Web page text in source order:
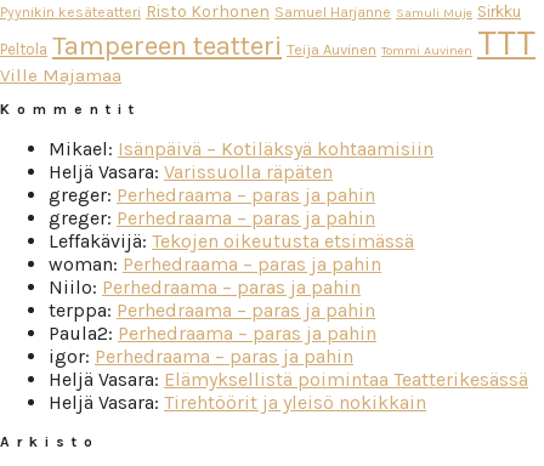
Pyynikin kesäteatteri Risto Korhonen Samuel Harjanne Samuli Muje Sirkku
Peltola Tampereen teatteri Teija Auvinen Tommi Auvinen TTT
Ville Majamaa
Kommentit
Mikael: Isänpäivä – Kotiläksyä kohtaamisiin
Heljä Vasara: Varissuolla räpäten
greger: Perhedraama – paras ja pahin
greger: Perhedraama – paras ja pahin
Leffakävijä: Tekojen oikeutusta etsimässä
woman: Perhedraama – paras ja pahin
Niilo: Perhedraama – paras ja pahin
terppa: Perhedraama – paras ja pahin
Paula2: Perhedraama – paras ja pahin
igor: Perhedraama – paras ja pahin
Heljä Vasara: Elämyksellistä poimintaa Teatterikesässä
Heljä Vasara: Tirehtöörit ja yleisö nokikkain
Arkisto